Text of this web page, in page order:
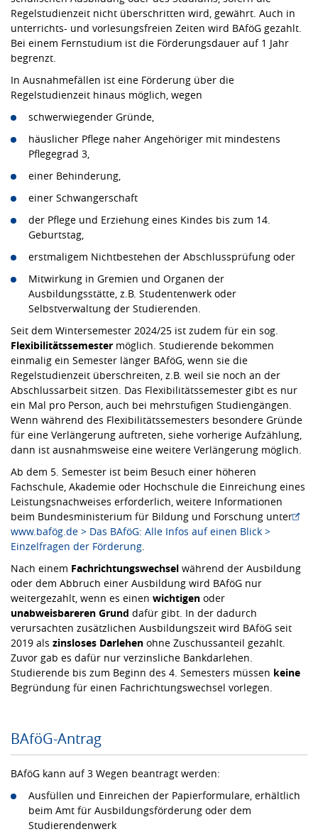
Regelstudienzeit nicht überschritten wird, gewährt. Auch in
unterrichts- und vorlesungsfreien Zeiten wird BAföG gezahlt.
Bei einem Fernstudium ist die Förderungsdauer auf 1 Jahr
begrenzt.
In Ausnahmefällen ist eine Förderung über die
Regelstudienzeit hinaus möglich, wegen
schwerwiegender Gründe,
häuslicher Pflege naher Angehöriger mit mindestens
Pflegegrad 3,
einer Behinderung,
einer Schwangerschaft
der Pflege und Erziehung eines Kindes bis zum 14.
Geburtstag,
erstmaligem Nichtbestehen der Abschlussprüfung oder
Mitwirkung in Gremien und Organen der
Ausbildungsstätte, z.B. Studentenwerk oder
Selbstverwaltung der Studierenden.
Seit dem Wintersemester 2024/25 ist zudem für ein sog.
Flexibilitätssemester möglich. Studierende bekommen
einmalig ein Semester länger BAföG, wenn sie die
Regelstudienzeit überschreiten, z.B. weil sie noch an der
Abschlussarbeit sitzen. Das Flexibilitätssemester gibt es nur
ein Mal pro Person, auch bei mehrstufigen Studiengängen.
Wenn während des Flexibilitätssemesters besondere Gründe
für eine Verlängerung auftreten, siehe vorherige Aufzählung,
dann ist ausnahmsweise eine weitere Verlängerung möglich.
Ab dem 5. Semester ist beim Besuch einer höheren
Fachschule, Akademie oder Hochschule die Einreichung eines
Leistungsnachweises erforderlich, weitere Informationen
beim Bundesministerium für Bildung und Forschung unter
www.bafög.de > Das BAföG: Alle Infos auf einen Blick >
Einzelfragen der Förderung.
Nach einem Fachrichtungswechsel während der Ausbildung
oder dem Abbruch einer Ausbildung wird BAföG nur
weitergezahlt, wenn es einen wichtigen oder
unabweisbareren Grund dafür gibt. In der dadurch
verursachten zusätzlichen Ausbildungszeit wird BAföG seit
2019 als zinsloses Darlehen ohne Zuschussanteil gezahlt.
Zuvor gab es dafür nur verzinsliche Bankdarlehen.
Studierende bis zum Beginn des 4. Semesters müssen keine
Begründung für einen Fachrichtungswechsel vorlegen.
BAföG-Antrag
BAföG kann auf 3 Wegen beantragt werden:
Ausfüllen und Einreichen der Papierformulare, erhältlich
beim Amt für Ausbildungsförderung oder dem
Studierendenwerk